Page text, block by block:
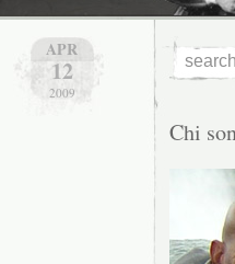
APR
12
2009
Chi